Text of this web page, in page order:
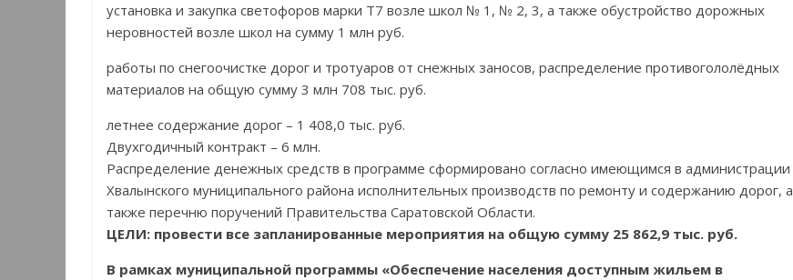
установка и закупка светофоров марки Т7 возле школ № 1, № 2, 3, а также обустройство дорожных
неровностей возле школ на сумму 1 млн руб.
работы по снегоочистке дорог и тротуаров от снежных заносов, распределение противогололёдных
материалов на общую сумму 3 млн 708 тыс. руб.
летнее содержание дорог – 1 408,0 тыс. руб.
Двухгодичный контракт – 6 млн.
Распределение денежных средств в программе сформировано согласно имеющимся в администрации
Хвалынского муниципального района исполнительных производств по ремонту и содержанию дорог, а
также перечню поручений Правительства Саратовской Области.
ЦЕЛИ: провести все запланированные мероприятия на общую сумму 25 862,9 тыс. руб.
В рамках муниципальной программы «Обеспечение населения доступным жильем в